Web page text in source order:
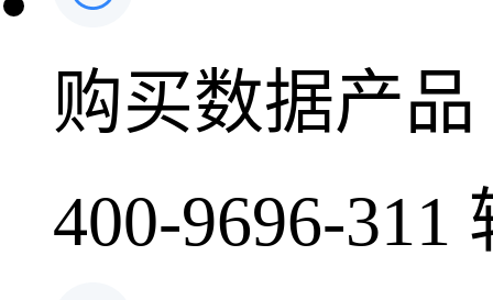
购买数据产品
400-9696-311